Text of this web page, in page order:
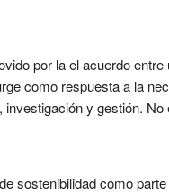
por la el acuerdo
como respuesta a la
y gestión.
como